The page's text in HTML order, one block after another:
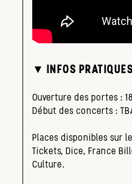
▼ INFOS PRATIQUES
Ouverture des portes :
Début des concerts :
Places disponibles sur
Tickets, Dice, France
Culture.